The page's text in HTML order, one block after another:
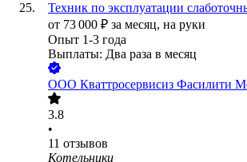
Техник по эксплуатации
от 73 000 ₽ за месяц, на руки
Опыт 1-3 года
Выплаты: Два раза в месяц
ООО Кваттросервисиз Фасилити
3.8
•
11 отзывов
Котельники